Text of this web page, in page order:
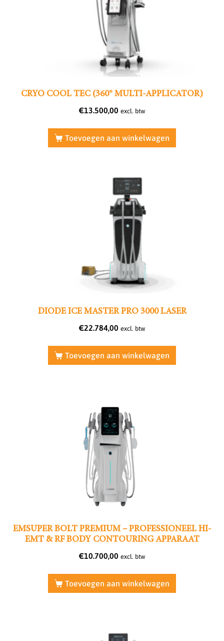
CRYO COOL TEC (360° MULTI-APPLICATOR)
€13.500,00 excl. btw
Toevoegen aan winkelwagen
DIODE ICE MASTER PRO 3000 LASER
€22.784,00 excl. btw
Toevoegen aan winkelwagen
EMSUPER BOLT PREMIUM – PROFESSIONEEL HI-
EMT & RF BODY CONTOURING APPARAAT
€10.700,00 excl. btw
Toevoegen aan winkelwagen